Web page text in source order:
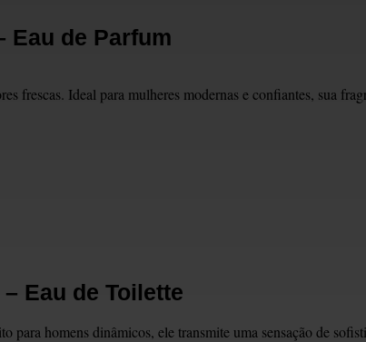
Eau de Parfum
frescas. Ideal para mulheres modernas e confiantes, sua
Eau de Toilette
homens dinâmicos, ele transmite uma sensação de